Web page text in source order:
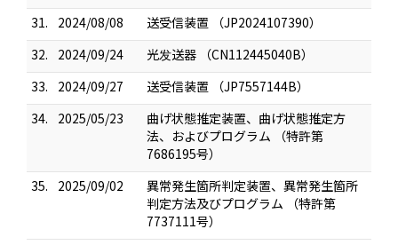
31.
2024/08/08
送受信装置 （JP2024107390）
32.
2024/09/24
光发送器 （CN112445040B）
33.
2024/09/27
送受信装置 （JP7557144B）
34.
2025/05/23
曲げ状態推定装置、曲げ状態推定方
法、およびプログラム （特許第
7686195号）
35.
2025/09/02
異常発生箇所判定装置、異常発生箇所
判定方法及びプログラム （特許第
7737111号）